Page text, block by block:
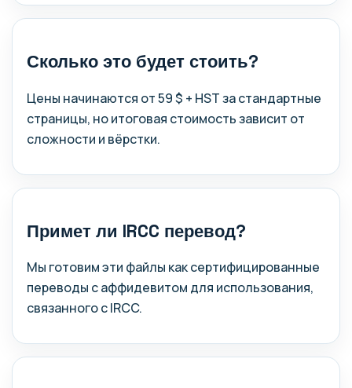
Сколько это будет стоить?
Цены начинаются от 59 $ + HST за стандартные
страницы, но итоговая стоимость зависит от
сложности и вёрстки.
Примет ли IRCC перевод?
Мы готовим эти файлы как сертифицированные
переводы с аффидевитом для использования,
связанного с IRCC.